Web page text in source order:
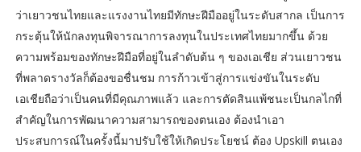
ว่าเยาวชนไทยและแรงงานไทยมีทักษะฝีมืออยู่ในระดับสากล เป็นการ
กระตุ้นให้นักลงทุนพิจารณาการลงทุนในประเทศไทยมากขึ้น ด้วย
ความพร้อมของทักษะฝีมือที่อยู่ในลำดับต้น ๆ ของเอเชีย ส่วนเยาวชน
ที่พลาดรางวัลก็ต้องขอชื่นชม การก้าวเข้าสู่การแข่งขันในระดับ
เอเชียถือว่าเป็นคนที่มีคุณภาพแล้ว และการตัดสินแพ้ชนะเป็นกลไกที่
สำคัญในการพัฒนาความสามารถของตนเอง ต้องนำเอา
ประสบการณ์ในครั้งนี้มาปรับใช้ให้เกิดประโยชน์ ต้อง Upskill ตนเอง